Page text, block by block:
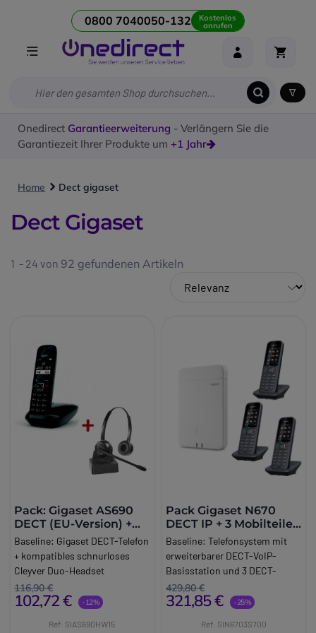
0800 7040050-132 Kostenlos
anrufen
Onedirect Garantieerweiterung - Verlängern Sie die
Garantiezeit Ihrer Produkte um +1 Jahr
Home Dect gigaset
Dect Gigaset
1 - 24 von 92 gefundenen Artikeln
Pack: Gigaset AS690
DECT (EU-Version) +
Cleyver HW15 GAP
Headset
Baseline: Gigaset DECT-Telefon
+ kompatibles schnurloses
Cleyver Duo-Headset
Brand:Gigaset
Long_description:
Kompaktes DECT-Telefon
116,90 €
102,72 € -12%
Ref: SIAS690HW15
Pack Gigaset N670
DECT IP + 3 Mobilteile
S700H PRO
Baseline:Telefonsystem mit
erweiterbarer DECT-VoIP-
Basisstation und 3 DECT-
Mobilteilen mit Bluetooth, ideal
für die Aufrechterhaltung einer
in Ihren Räumlichkeiten.
429,80 €
321,85 € -25%
Ref: SIN6703S700